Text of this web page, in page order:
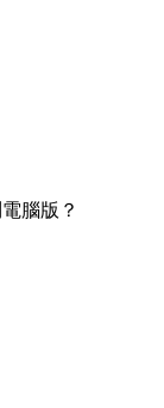
腦版？